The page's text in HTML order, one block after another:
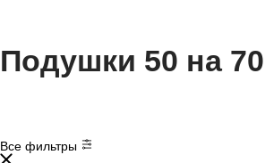
Подушки 50 на
Все фильтры